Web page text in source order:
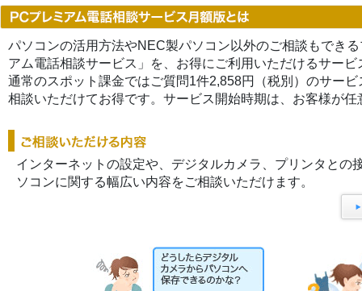
パソコンの活用方法やNEC製パソコン以外のご相談もでき
アム電話相談サービス」を、お得にご利用いただけるサービ
通常のスポット課金ではご質問1件2,858円（税別）のサー
相談いただけてお得です。サービス開始時期は、お客様が任
インターネットの設定や、デジタルカメラ、プリンタとの
ソコンに関する幅広い内容をご相談いただけます。